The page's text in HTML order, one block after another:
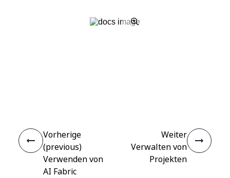
Vorherige
(previous)
Verwenden von
AI Fabric
Weiter
Verwalten von
Projekten